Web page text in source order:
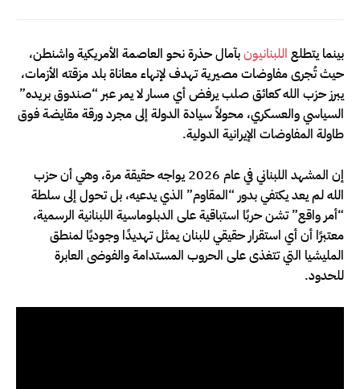
بينما يتطلع اللبنانيونبآمال حذرة نحو العاصمة الأمريكية واشنطن،
حيث تُجرى مفاوضات مصيرية تهدف لإنهاء معاناة بلد مزقته الأزمات،
يبرز حزب الله كعائق صلب يرفض أي مسار لا يمر عبر “صندوق بريده”
السياسي والعسكري، محولاً سيادة الدولة إلى مجرد ورقة مقايضة فوق
طاولة المفاوضات الإيرانية الدولية.
إن المشهد اللبناني في عام 2026 يواجه حقيقة مرة، وهي أن حزب
الله لم يعد يكتفي بدور “المقاوم” الذي يدعيه، بل تحول إلى سلطة
“أمر واقع” تشن حربًا استباقية على الدبلوماسية اللبنانية الرسمية،
معتبرًا أن أي استقرار حقيقي للبنان يمثل تهديدًا وجوديًا لمنطق
المليشيا التي تتغذى على الحروب المستدامة والفوضى العابرة
للحدود.